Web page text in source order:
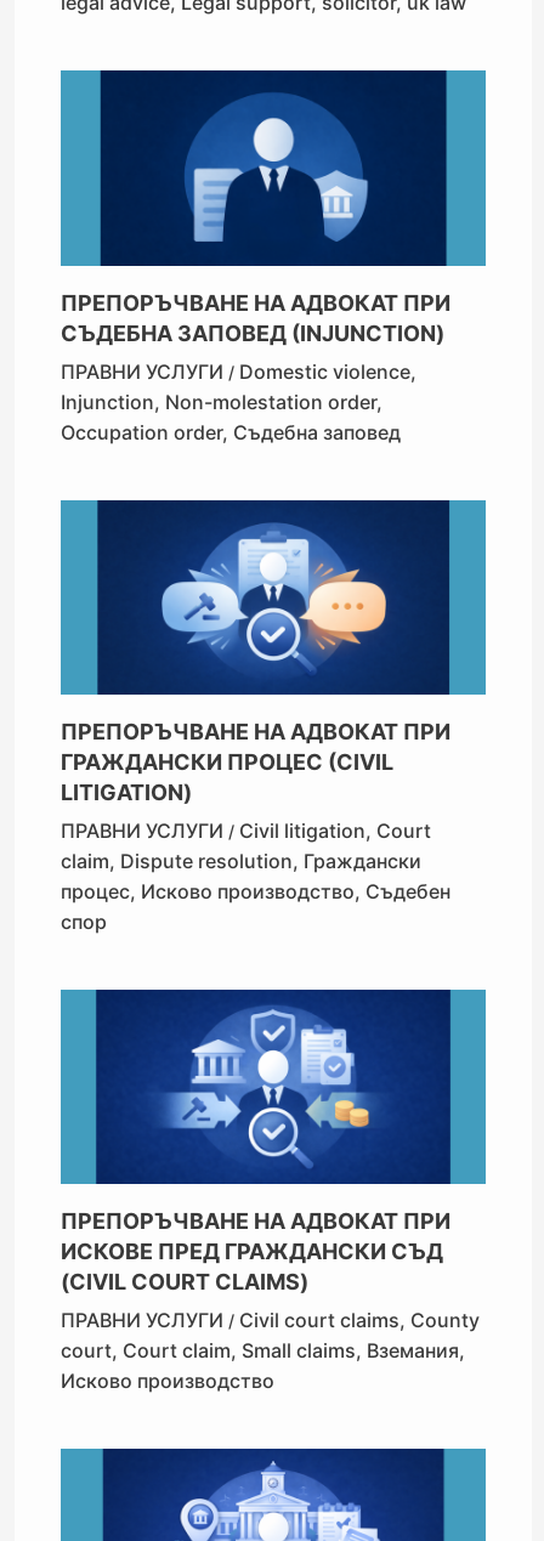
ПРЕПОРЪЧВАНЕ НА АДВОКАТ ПРИ
СЪДЕБНА ЗАПОВЕД (INJUNCTION)
ПРАВНИ УСЛУГИ / Domestic violence,
Injunction, Non-molestation order,
Occupation order, Съдебна заповед
ПРЕПОРЪЧВАНЕ НА АДВОКАТ ПРИ
ГРАЖДАНСКИ ПРОЦЕС (CIVIL
LITIGATION)
ПРАВНИ УСЛУГИ / Civil litigation, Court
claim, Dispute resolution, Граждански
процес, Исково производство, Съдебен
спор
ПРЕПОРЪЧВАНЕ НА АДВОКАТ ПРИ
ИСКОВЕ ПРЕД ГРАЖДАНСКИ СЪД
(CIVIL COURT CLAIMS)
ПРАВНИ УСЛУГИ / Civil court claims, County
court, Court claim, Small claims, Вземания,
Исково производство